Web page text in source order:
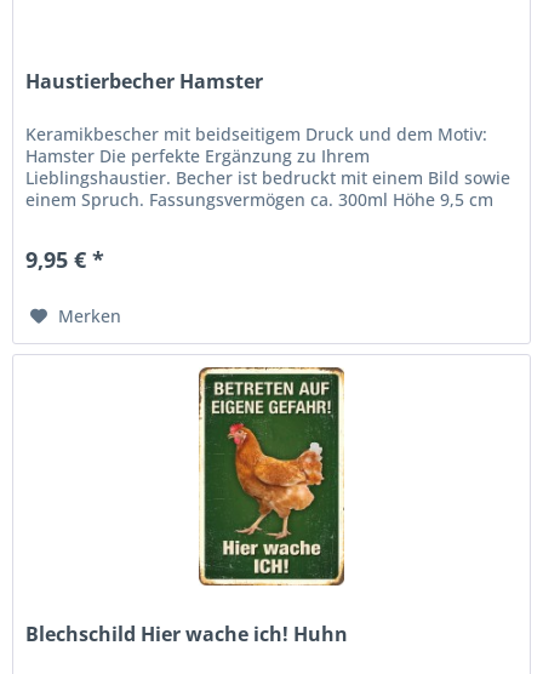
Haustierbecher Hamster
Keramikbescher mit beidseitigem Druck und dem Motiv:
Hamster Die perfekte Ergänzung zu Ihrem
Lieblingshaustier. Becher ist bedruckt mit einem Bild sowie
einem Spruch. Fassungsvermögen ca. 300ml Höhe 9,5 cm
9,95 € *
Merken
Blechschild Hier wache ich! Huhn